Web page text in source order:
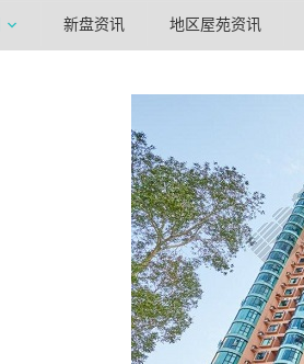
新盘资讯 地区屋苑资讯